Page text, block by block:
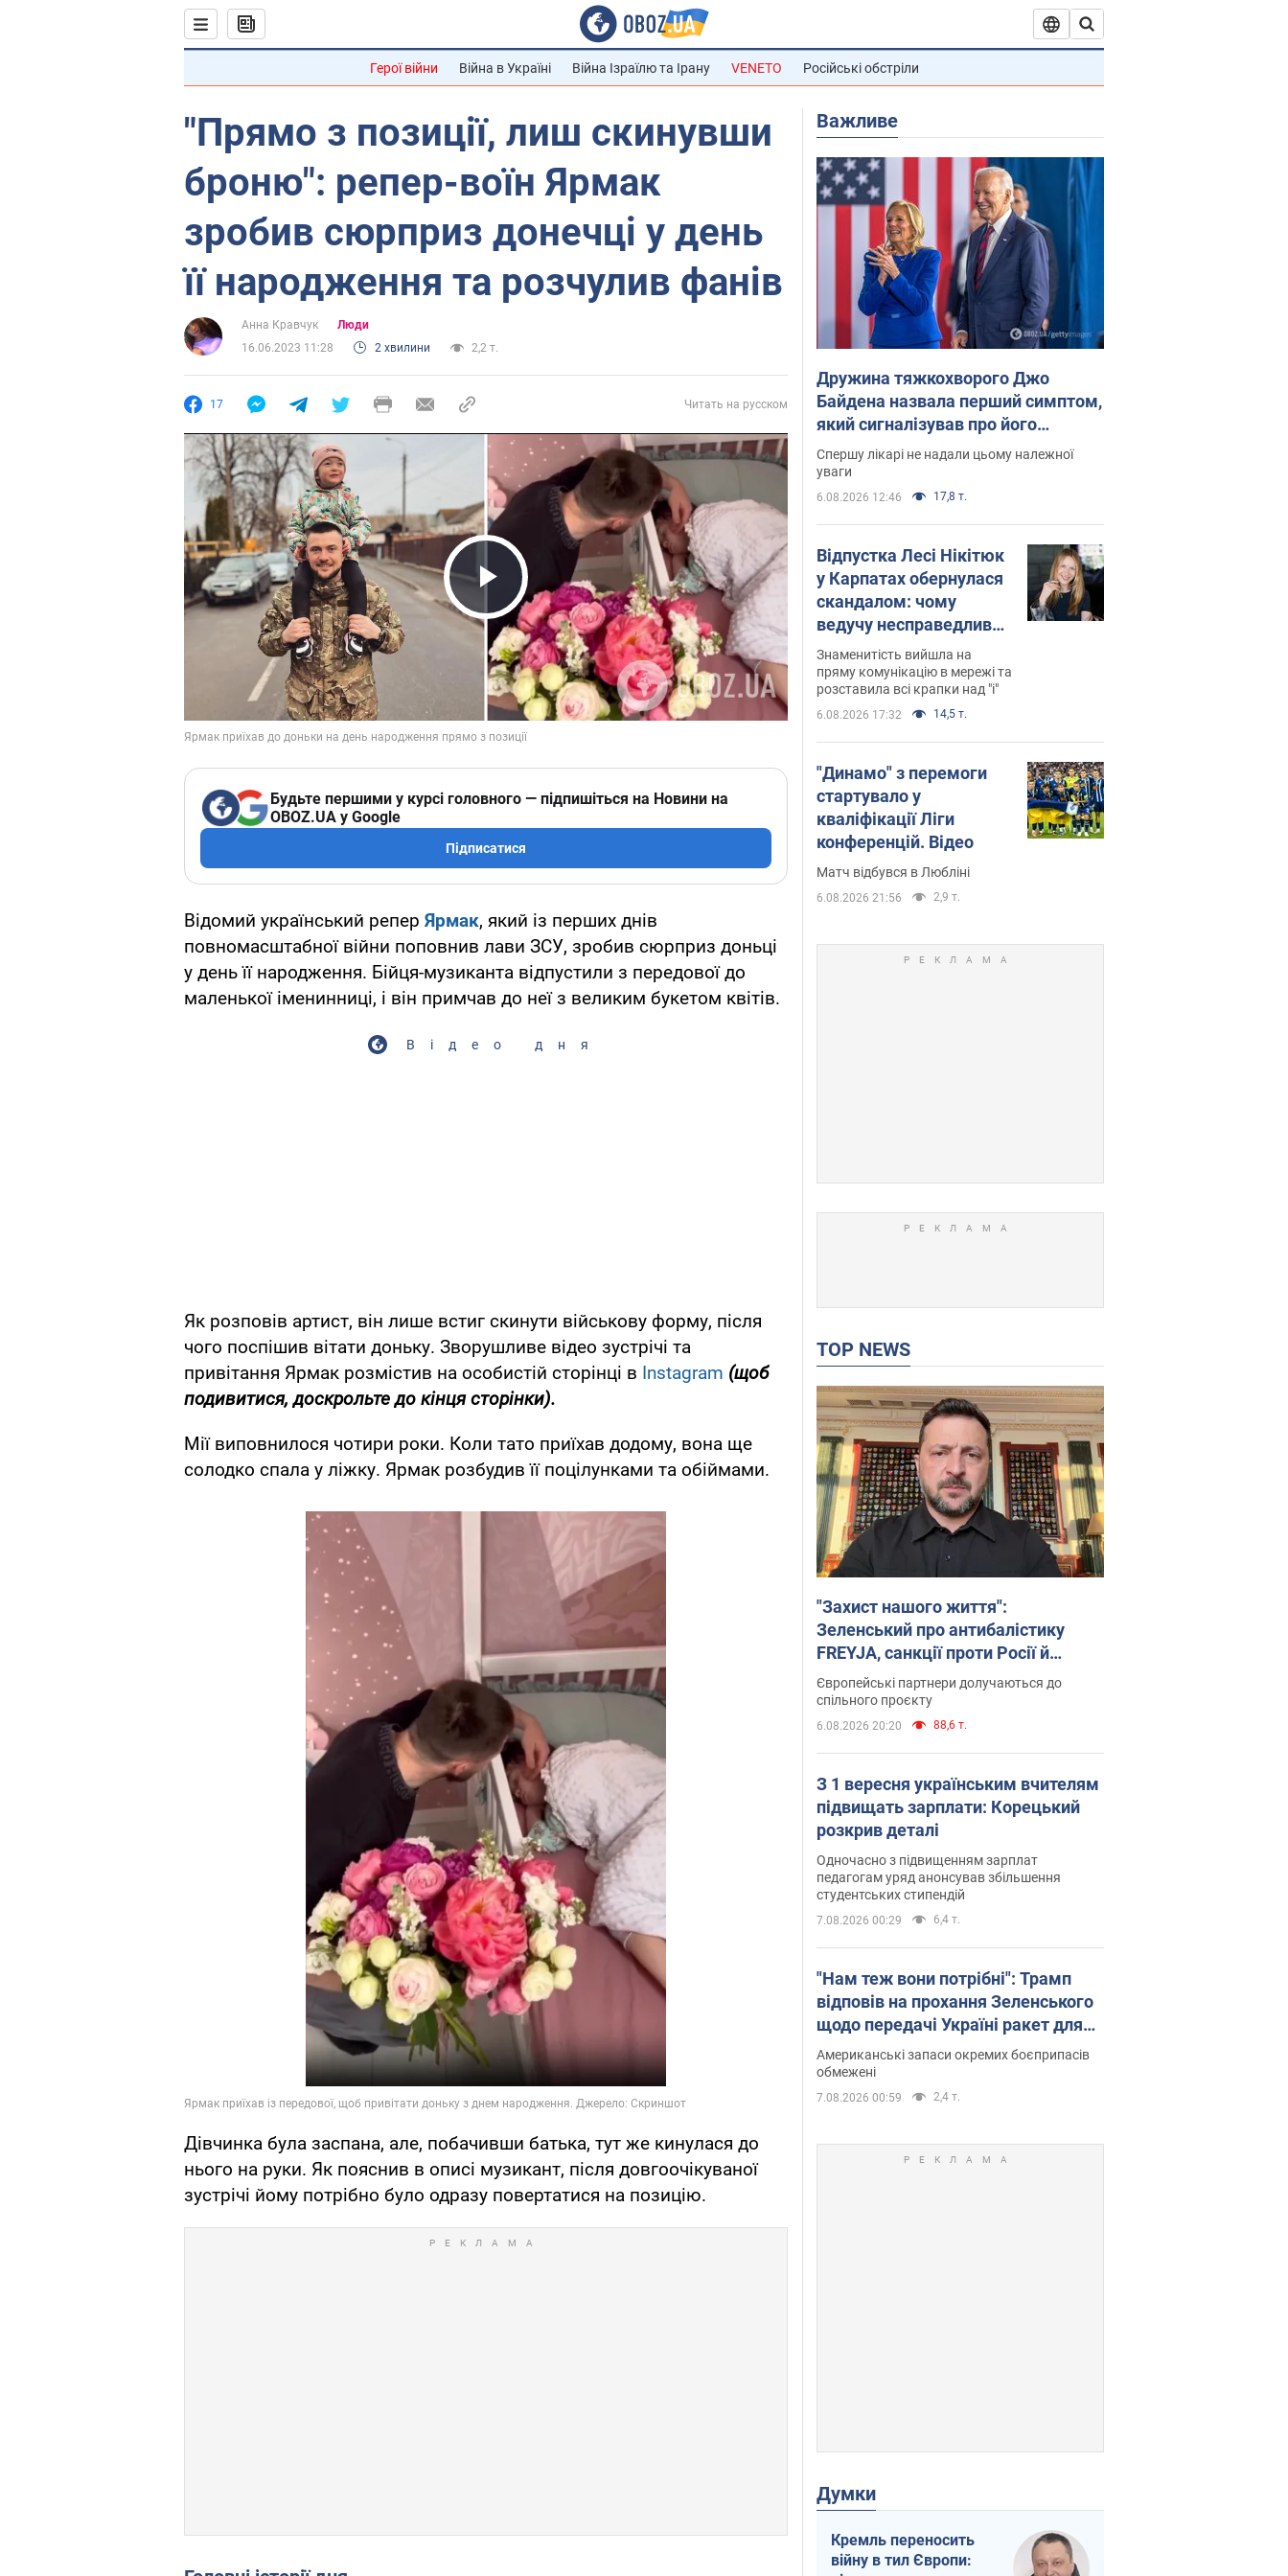
Герої війни Війна в Україні Війна Ізраїлю та Ірану VENETO Російські обстріли
"Прямо з позиції, лиш скинувши
броню": репер-воїн Ярмак
зробив сюрприз донечці у день
її народження та розчулив фанів
Анна Кравчук
Люди
16.06.2023 11:28
2 хвилини 2,2 т.
17 Читать на русском
Play Video
Будьте першими у курсі головного — підпишіться на Новини на
OBOZ.UA у Google
Підписатися
Відомий український репер Ярмак, який із перших днів
повномасштабної війни поповнив лави ЗСУ, зробив сюрприз доньці
у день її народження. Бійця-музиканта відпустили з передової до
маленької іменинниці, і він примчав до неї з великим букетом квітів.
Відео дня
Як розповів артист, він лише встиг скинути військову форму, після
чого поспішив вітати доньку. Зворушливе відео зустрічі та
привітання Ярмак розмістив на особистій сторінці в Instagram (щоб
подивитися, доскрольте до кінця сторінки).
Мії виповнилося чотири роки. Коли тато приїхав додому, вона ще
солодко спала у ліжку. Ярмак розбудив її поцілунками та обіймами.
Дівчинка була заспана, але, побачивши батька, тут же кинулася до
нього на руки. Як пояснив в описі музикант, після довгоочікуваної
зустрічі йому потрібно було одразу повертатися на позицію.
Важливе
Дружина тяжкохворого Джо
Байдена назвала перший симптом,
який сигналізував про його
"агресивний" рак
Спершу лікарі не надали цьому належної
уваги
6.08.2026 12:46 17,8 т.
Відпустка Лесі Нікітюк
у Карпатах обернулася
скандалом: чому
ведучу несправедливо
захейтили
Знаменитість вийшла на
пряму комунікацію в мережі та
розставила всі крапки над "і"
6.08.2026 17:32 14,5 т.
"Динамо" з перемоги
стартувало у
кваліфікації Ліги
конференцій. Відео
Матч відбувся в Любліні
6.08.2026 21:56 2,9 т.
TOP NEWS
"Захист нашого життя":
Зеленський про антибалістику
FREYJA, санкції проти Росії й
підтримку аграріїв. Відео
Європейські партнери долучаються до
спільного проєкту
6.08.2026 20:20 88,6 т.
З 1 вересня українським вчителям
підвищать зарплати: Корецький
розкрив деталі
Одночасно з підвищенням зарплат
педагогам уряд анонсував збільшення
студентських стипендій
7.08.2026 00:29 6,4 т.
"Нам теж вони потрібні": Трамп
відповів на прохання Зеленського
щодо передачі Україні ракет для
Patriot
Американські запаси окремих боєприпасів
обмежені
7.08.2026 00:59 2,4 т.
Думки
Кремль переносить
війну в тил Європи: